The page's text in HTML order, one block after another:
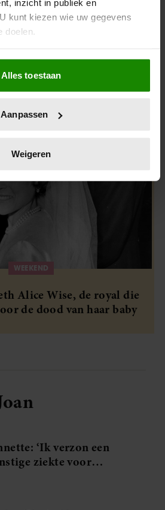
inzicht in publiek en
kunt kiezen wie uw gegevens
doelen.
we ook graag:
over uw geografische
paar meter nauwkeurig kan zijn
eigenschappen (fingerprinting)
in het
om content en advertenties te
voor social media te bieden
te analyseren. Ook delen we
van onze site met onze
adverteren en analyse. Deze
heeft verstrekt of die ze hebben
uw gebruik van hun services. U
Alles toestaan
Aanpassen
Weigeren
WEEKEND
Alice Wise, de royal die
de dood van haar baby
‘Ik verzon een
ziekte voor